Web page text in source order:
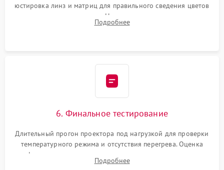
юстировка линз и матриц для правильного сведения цветов
и устранения размытия. Надежное подключение всех
шлейфов, установка датчиков и закрытие корпуса
Подробнее
6. Финальное тестирование
Длительный прогон проектора под нагрузкой для проверки
температурного режима и отсутствия перегрева. Оценка
фокуса, контрастности и цветопередачи на тестовых
таблицах. Проверка работы всех видеовходов и кнопок
Подробнее